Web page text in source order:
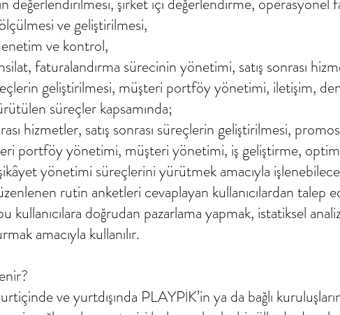
ve geliştirilmesi,
ve kontrol,
faturalandırma sürecinin yönetimi, satış sonrası
geliştirilmesi, müşteri portföy yönetimi, iletişim,
süreçler kapsamında;
hizmetler, satış sonrası süreçlerin geliştirilmesi,
portföy yönetimi, müşteri yönetimi, iş geliştirme,
yönetimi süreçlerini yürütmek amacıyla
rutin anketleri cevaplayan kullanıcılardan talep
kullanıcılara doğrudan pazarlama yapmak, istatiksel
amacıyla kullanılır.
ve yurtdışında PLAYPİK’in ya da bağlı